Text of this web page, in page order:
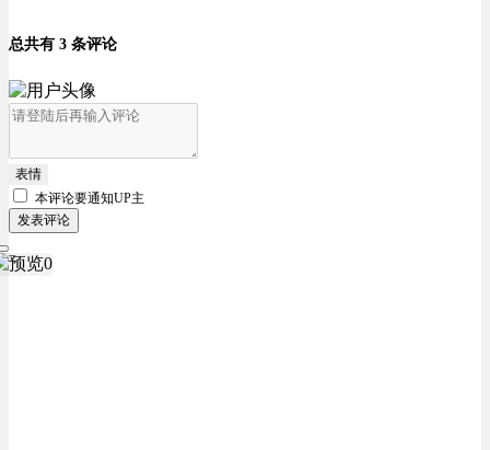
总共有 3 条评论
表情
本评论要通知UP主
发表评论